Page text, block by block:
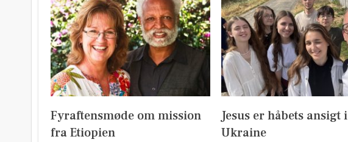
Fyraftensmøde om mission
fra Etiopien
Jesus er håbets ansigt i
Ukraine